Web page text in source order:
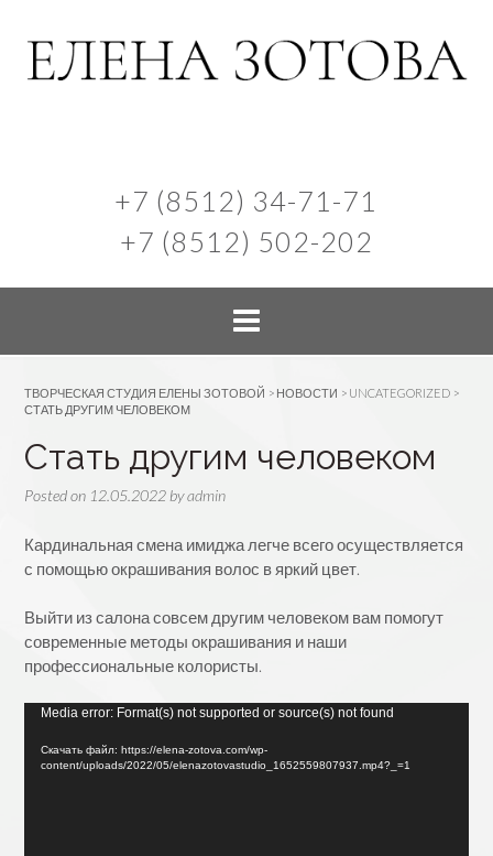
+7 (8512) 34-71-71
+7 (8512) 502-202
ТВОРЧЕСКАЯ СТУДИЯ ЕЛЕНЫ ЗОТОВОЙ > НОВОСТИ > UNCATEGORIZED >
СТАТЬ ДРУГИМ ЧЕЛОВЕКОМ
Стать другим человеком
Posted on 12.05.2022 byadmin
Кардинальная смена имиджа легче всего осуществляется
с помощью окрашивания волос в яркий цвет.
Выйти из салона совсем другим человеком вам помогут
современные методы окрашивания и наши
профессиональные колористы.
Видеоплеер
Media error: Format(s) not supported or source(s) not found
Скачать файл: https://elena-zotova.com/wp-
content/uploads/2022/05/elenazotovastudio_1652559807937.mp4?_=1